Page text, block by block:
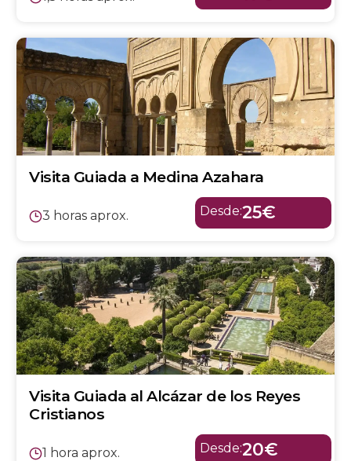
Visita Guiada a Medina Azahara
3 horas aprox. Desde:25€
Visita Guiada al Alcázar de los Reyes
Cristianos
1 hora aprox. Desde:20€